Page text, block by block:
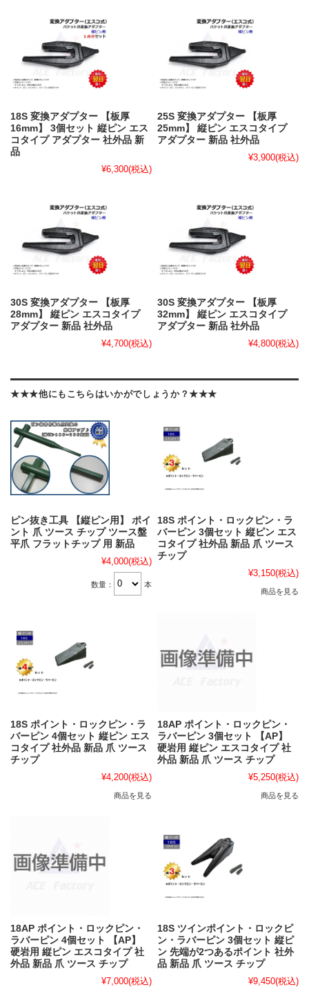
18S 変換アダプター 【板厚
16mm】 3個セット 縦ピン エス
コタイプ アダプター 社外品 新
品
¥6,300(税込)
25S 変換アダプター 【板厚
25mm】 縦ピン エスコタイプ
アダプター 新品 社外品
¥3,900(税込)
30S 変換アダプター 【板厚
28mm】 縦ピン エスコタイプ
アダプター 新品 社外品
¥4,700(税込)
30S 変換アダプター 【板厚
32mm】 縦ピン エスコタイプ
アダプター 新品 社外品
¥4,800(税込)
★★★他にもこちらはいかがでしょうか？★★★
ピン抜き工具 【縦ピン用】 ポイ
ント 爪 ツース チップ ツース盤
平爪 フラットチップ 用 新品
¥4,000(税込)
数量： 本
18S ポイント・ロックピン・ラ
バーピン 3個セット 縦ピン エス
コタイプ 社外品 新品 爪 ツース
チップ
¥3,150(税込)
商品を見る
18S ポイント・ロックピン・ラ
バーピン 4個セット 縦ピン エス
コタイプ 社外品 新品 爪 ツース
チップ
¥4,200(税込)
商品を見る
18AP ポイント・ロックピン・
ラバーピン 3個セット 【AP】
硬岩用 縦ピン エスコタイプ 社
外品 新品 爪 ツース チップ
¥5,250(税込)
商品を見る
18AP ポイント・ロックピン・
ラバーピン 4個セット 【AP】
硬岩用 縦ピン エスコタイプ 社
外品 新品 爪 ツース チップ
¥7,000(税込)
18S ツインポイント・ロックピ
ン・ラバーピン 3個セット 縦ピ
ン 先端が2つあるポイント 社外
品 新品 爪 ツース チップ
¥9,450(税込)